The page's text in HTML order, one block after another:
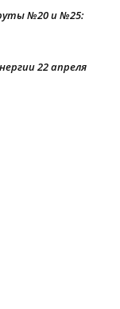
№20 и №25:
22 апреля